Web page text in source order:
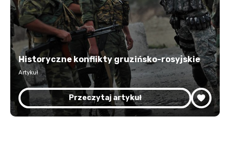
Historyczne konflikty gruzińsko-rosyjskie
Artykuł
Przeczytaj artykuł